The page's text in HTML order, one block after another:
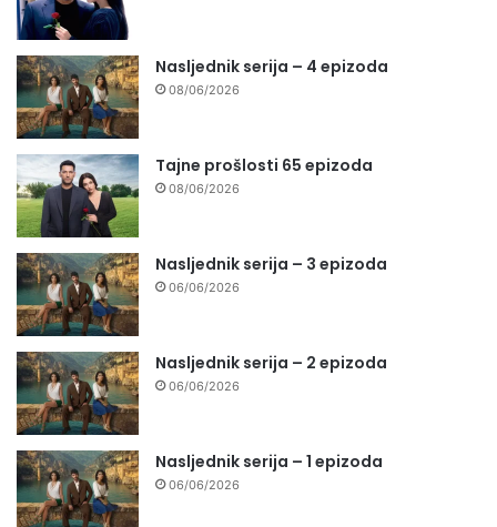
Nasljednik serija – 4 epizoda
08/06/2026
Tajne prošlosti 65 epizoda
08/06/2026
Nasljednik serija – 3 epizoda
06/06/2026
Nasljednik serija – 2 epizoda
06/06/2026
Nasljednik serija – 1 epizoda
06/06/2026